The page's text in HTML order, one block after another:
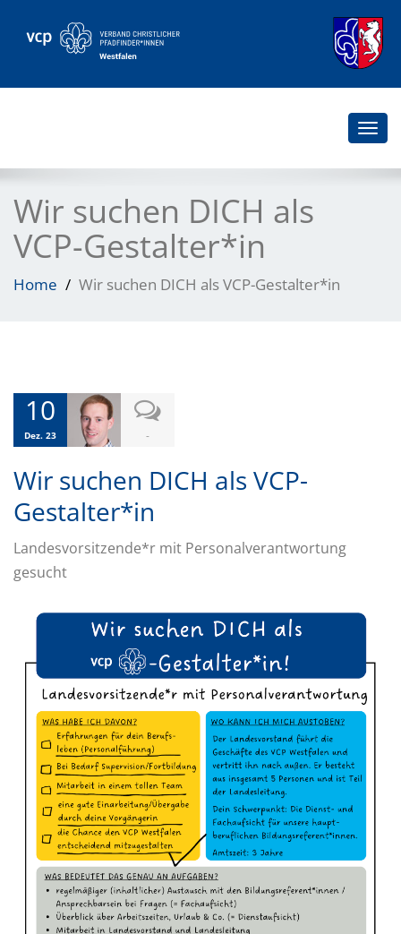
Wir suchen DICH als
VCP-Gestalter*in
Home Wir suchen DICH als VCP-Gestalter*in
10
Dez. 23 -
Wir suchen DICH als VCP-
Gestalter*in
Landesvorsitzende*r mit Personalverantwortung
gesucht